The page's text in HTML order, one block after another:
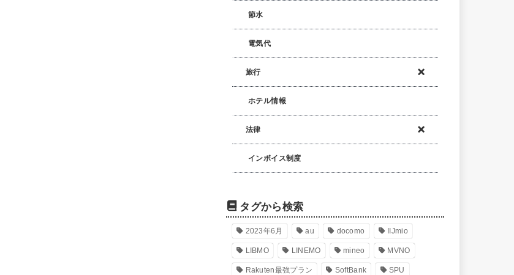
節水
電気代
旅行
ホテル情報
法律
インボイス制度
タグから検索
2023年6月 au docomo IIJmio
LIBMO LINEMO mineo MVNO
Rakuten最強プラン SoftBank SPU